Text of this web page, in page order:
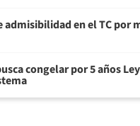
admisibilidad en el TC por
congelar por 5 años